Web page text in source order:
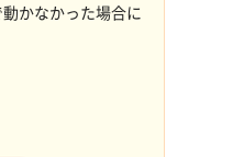
かなかった場合に